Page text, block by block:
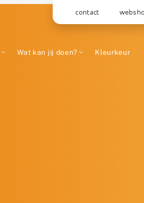
contact
Wat kan jij doen? Kleurkeur